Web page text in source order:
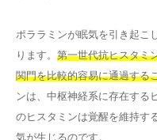
ポララミンが眠気を引き起こ
ります。 第一世代抗ヒスタミ
関門を比較的容易に通過する
ンは、中枢神経系に存在する
のヒスタミンは覚醒を維持す
気が生じるのです。